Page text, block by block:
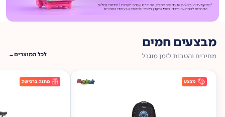
מבצעים חמים
מחירים והטבות לזמן מוגבל לכל המוצרים